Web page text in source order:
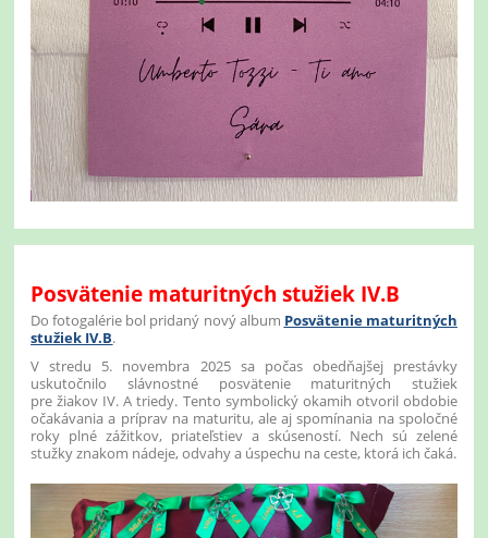
Posvätenie maturitných stužiek IV.B
Do fotogalérie bol pridaný nový album Posvätenie maturitných
stužiek IV.B.
V stredu 5. novembra 2025 sa počas obedňajšej prestávky
uskutočnilo slávnostné posvätenie maturitných stužiek
pre žiakov IV. A triedy. Tento symbolický okamih otvoril obdobie
očakávania a príprav na maturitu, ale aj spomínania na spoločné
roky plné zážitkov, priateľstiev a skúseností. Nech sú zelené
stužky znakom nádeje, odvahy a úspechu na ceste, ktorá ich čaká.